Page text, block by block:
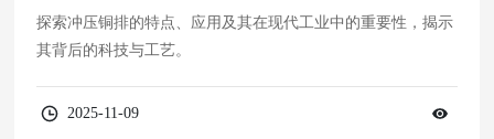
探索冲压铜排的特点、应用及其在现代工业中的重要性，揭示
其背后的科技与工艺。
2025-11-09